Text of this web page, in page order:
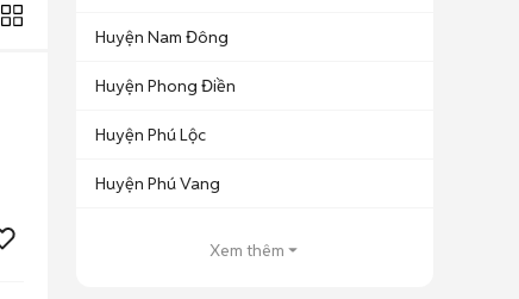
Huyện Nam Đông
Huyện Phong Điền
Huyện Phú Lộc
Huyện Phú Vang
Xem thêm